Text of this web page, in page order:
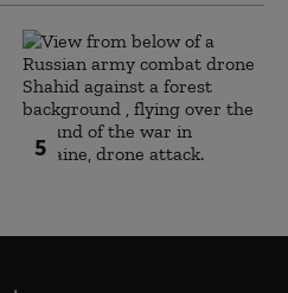
5